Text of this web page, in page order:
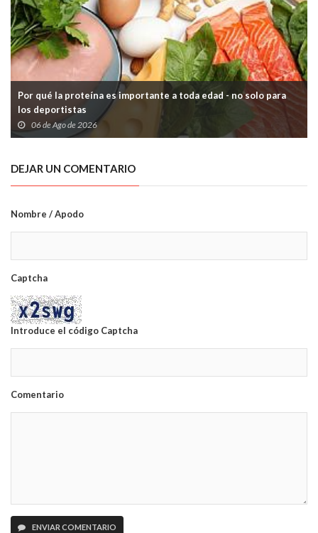
Por qué la proteína es importante a toda edad - no solo para
los deportistas
06 de Ago de 2026
DEJAR UN COMENTARIO
Nombre / Apodo
Captcha
Introduce el código Captcha
Comentario
ENVIAR COMENTARIO